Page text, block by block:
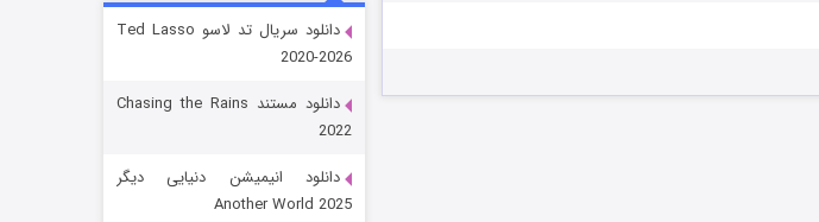
قسمت
دانلود سریال تد لاسو Ted Lasso
2020-2026
دانلود مستند Chasing the Rains
2022
دانلود انیمیشن دنیایی دیگر
Another World 2025